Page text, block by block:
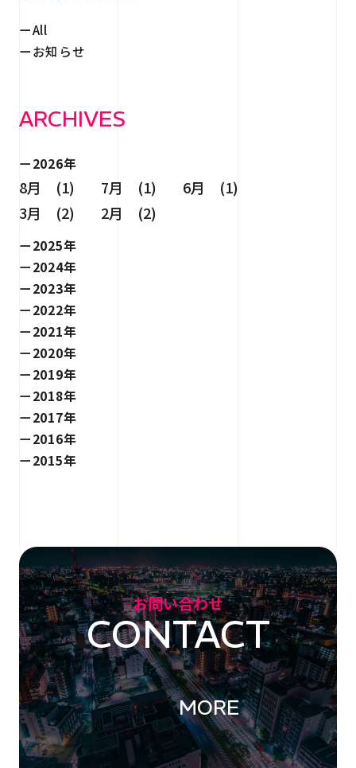
All
お知らせ
ARCHIVES
2026年
8月 (1) 7月 (1)
6月 (1)
3月 (2)
2月 (2)
2025年
2024年
2023年
2022年
2021年
2020年
2019年
2018年
2017年
2016年
2015年
お問い合わせ
CONTACT
MORE